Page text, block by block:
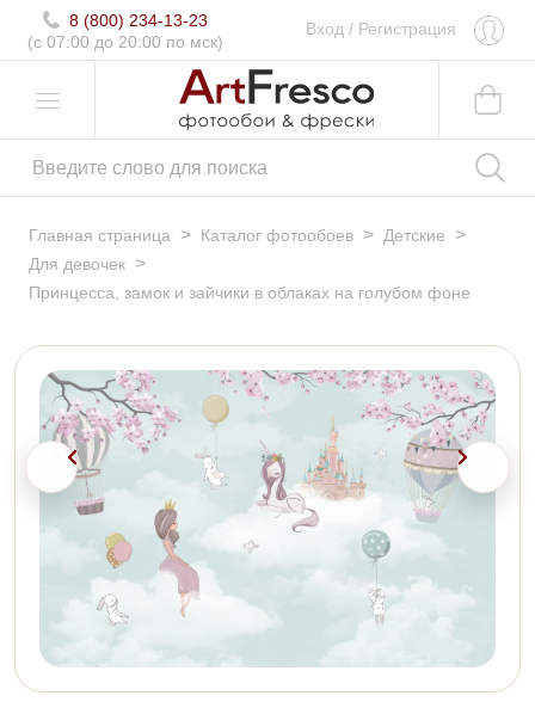
8 (800) 234-13-23
(c 07:00 до 20:00 по мск)
Вход / Регистрация
Главная страница > Каталог фотообоев > Детские >
Для девочек >
Принцесса, замок и зайчики в облаках на голубом фоне